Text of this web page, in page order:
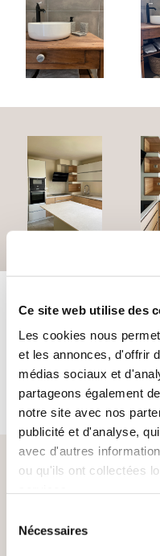
Ce site web utilise des
Les cookies nous
et les annonces, d'offrir
médias sociaux et
partageons également
notre site avec nos
publicité et d'analyse,
avec d'autres
ou qu'ils ont collectées
Nécessaires